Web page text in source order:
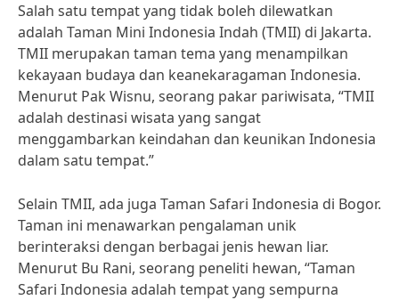
Salah satu tempat yang tidak boleh dilewatkan
adalah Taman Mini Indonesia Indah (TMII) di Jakarta.
TMII merupakan taman tema yang menampilkan
kekayaan budaya dan keanekaragaman Indonesia.
Menurut Pak Wisnu, seorang pakar pariwisata, “TMII
adalah destinasi wisata yang sangat
menggambarkan keindahan dan keunikan Indonesia
dalam satu tempat.”
Selain TMII, ada juga Taman Safari Indonesia di Bogor.
Taman ini menawarkan pengalaman unik
berinteraksi dengan berbagai jenis hewan liar.
Menurut Bu Rani, seorang peneliti hewan, “Taman
Safari Indonesia adalah tempat yang sempurna